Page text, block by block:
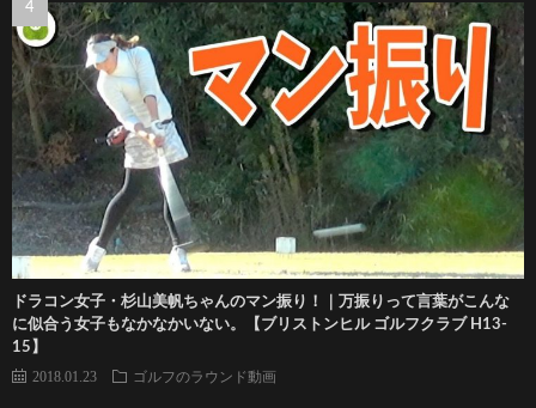
ドラコン女子・杉山美帆ちゃんのマン振り！｜万振りって言葉がこんな
に似合う女子もなかなかいない。【ブリストンヒル ゴルフクラブ H13-
15】
2018.01.23 ゴルフのラウンド動画